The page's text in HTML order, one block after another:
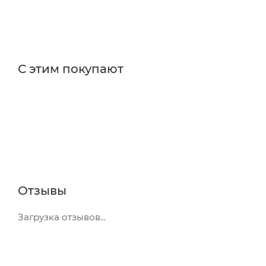
С этим покупают
Отзывы
Загрузка отзывов...